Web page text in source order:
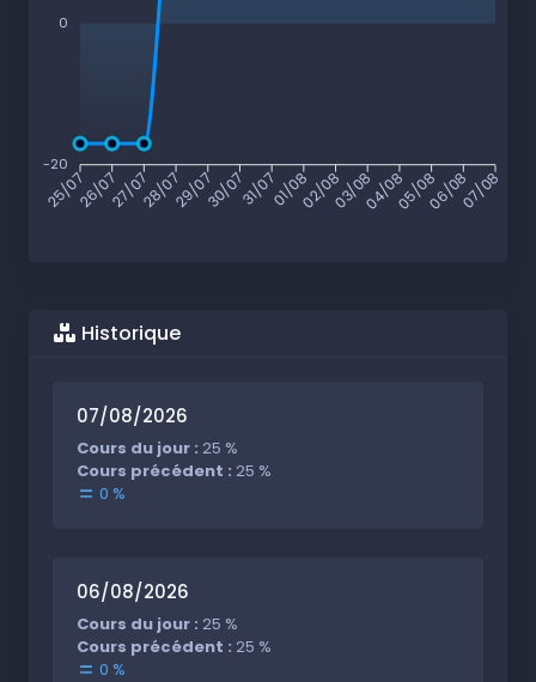
0
-20
25/0726/0727/0728/0729/0730/0731/0701/0802/0803/0804/0805/0806/0807/08
Historique
07/08/2026
Cours du jour : 25 %
Cours précédent : 25 %
0 %
06/08/2026
Cours du jour : 25 %
Cours précédent : 25 %
0 %